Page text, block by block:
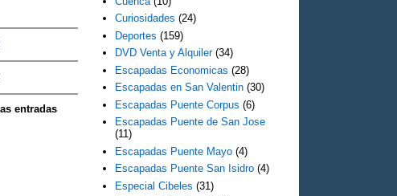
entradas
Curiosidades (24)
Deportes (159)
DVD Venta y Alquiler (34)
Escapadas Economicas (28)
Escapadas en San Valentin (30)
Escapadas Puente Corpus (6)
Escapadas Puente de San Jose
(11)
Escapadas Puente Mayo (4)
Escapadas Puente San Isidro (4)
Especial Cibeles (31)